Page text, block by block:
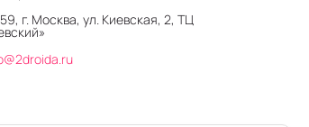
г. Москва, ул. Киевская, 2, ТЦ